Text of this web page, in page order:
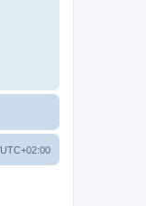
UTC+02:00